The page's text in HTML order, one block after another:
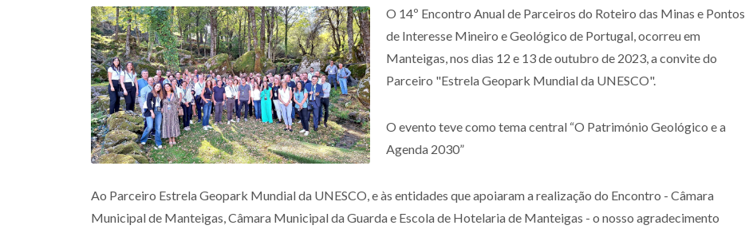
O 14º Encontro Anual de Parceiros do Roteiro das Minas e Pontos
de Interesse Mineiro e Geológico de Portugal, ocorreu em
Manteigas, nos dias 12 e 13 de outubro de 2023, a convite do
Parceiro "Estrela Geopark Mundial da UNESCO".
O evento teve como tema central “O Património Geológico e a
Agenda 2030”
Ao Parceiro Estrela Geopark Mundial da UNESCO, e às entidades que apoiaram a realização do Encontro - Câmara
Municipal de Manteigas, Câmara Municipal da Guarda e Escola de Hotelaria de Manteigas - o nosso agradecimento